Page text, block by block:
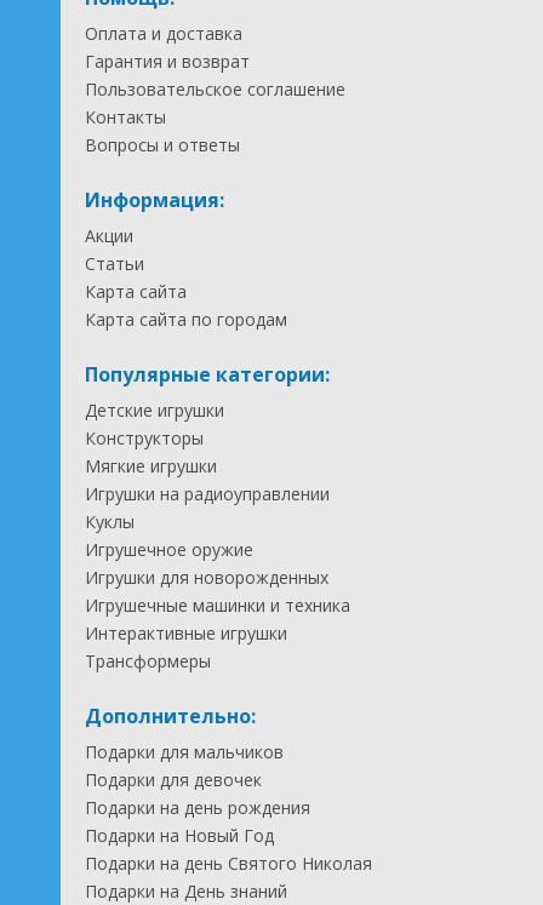
Оплата и доставка
Гарантия и возврат
Пользовательское соглашение
Контакты
Вопросы и ответы
Информация:
Акции
Статьи
Карта сайта
Карта сайта по городам
Популярные категории:
Детские игрушки
Конструкторы
Мягкие игрушки
Игрушки на радиоуправлении
Куклы
Игрушечное оружие
Игрушки для новорожденных
Игрушечные машинки и техника
Интерактивные игрушки
Трансформеры
Дополнительно:
Подарки для мальчиков
Подарки для девочек
Подарки на день рождения
Подарки на Новый Год
Подарки на день Святого Николая
Подарки на День знаний